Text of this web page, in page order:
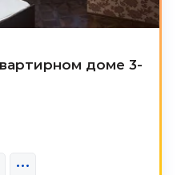
доме 3-